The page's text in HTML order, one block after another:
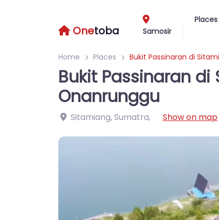
Onetoba Samosir
Places
Home Places Bukit Passinaran di
Bukit Passinaran
Onanrunggu
Sitamiang, Sumatra, Show on map